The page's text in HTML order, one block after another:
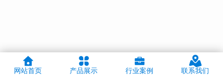
网站首页 产品展示 行业案例 联系我们